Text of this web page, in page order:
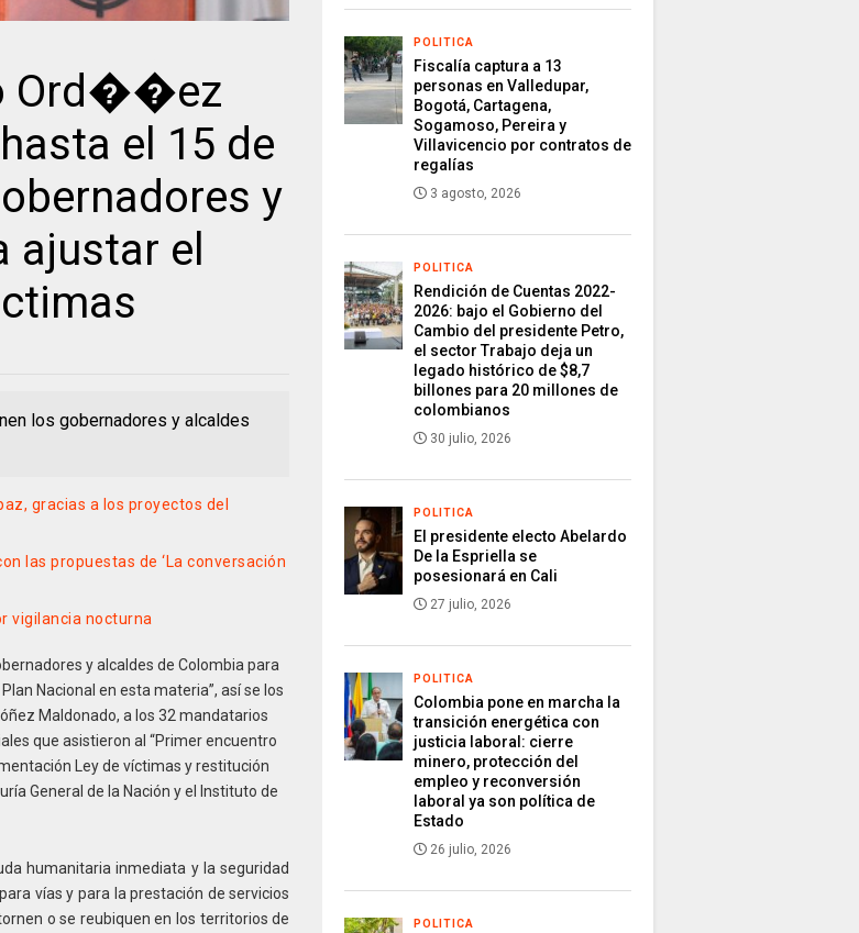
Ord��ez
el 15 de
y
ajustar el
los gobernadores y alcaldes
gracias a los proyectos del
las propuestas de ‘La conversación
vigilancia nocturna
y alcaldes de Colombia para
Nacional en esta materia”, así se los
Maldonado, a los 32 mandatarios
que asistieron al “Primer encuentro
Ley de víctimas y restitución
General de la Nación y el Instituto de
humanitaria inmediata y la seguridad
vías y para la prestación de servicios
o se reubiquen en los territorios de
POLITICA
Fiscalía captura a 13
personas en Valledupar,
Bogotá, Cartagena,
Sogamoso, Pereira y
Villavicencio por contratos de
regalías
3 agosto, 2026
POLITICA
Rendición de Cuentas 2022-
2026: bajo el Gobierno del
Cambio del presidente Petro,
el sector Trabajo deja un
legado histórico de $8,7
billones para 20 millones de
colombianos
30 julio, 2026
POLITICA
El presidente electo Abelardo
De la Espriella se
posesionará en Cali
27 julio, 2026
POLITICA
Colombia pone en marcha la
transición energética con
justicia laboral: cierre
minero, protección del
empleo y reconversión
laboral ya son política de
Estado
26 julio, 2026
POLITICA